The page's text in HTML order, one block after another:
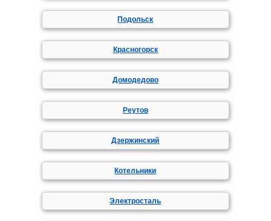
Подольск
Красногорск
Домодедово
Реутов
Дзержинский
Котельники
Электросталь